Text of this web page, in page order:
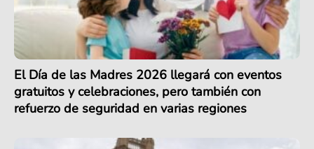
El Día de las Madres 2026 llegará con eventos
gratuitos y celebraciones, pero también con
refuerzo de seguridad en varias regiones